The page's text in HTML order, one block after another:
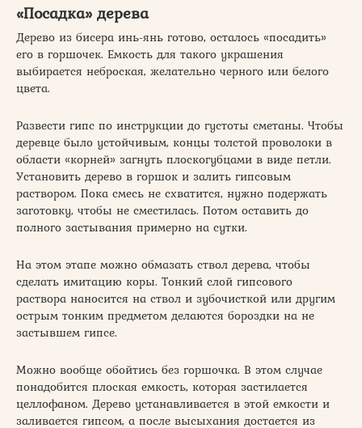
«Посадка» дерева
Дерево из бисера инь-янь готово, осталось «посадить»
его в горшочек. Емкость для такого украшения
выбирается неброская, желательно черного или белого
цвета.
Развести гипс по инструкции до густоты сметаны. Чтобы
деревце было устойчивым, концы толстой проволоки в
области «корней» загнуть плоскогубцами в виде петли.
Установить дерево в горшок и залить гипсовым
раствором. Пока смесь не схватится, нужно подержать
заготовку, чтобы не сместилась. Потом оставить до
полного застывания примерно на сутки.
На этом этапе можно обмазать ствол дерева, чтобы
сделать имитацию коры. Тонкий слой гипсового
раствора наносится на ствол и зубочисткой или другим
острым тонким предметом делаются бороздки на не
застывшем гипсе.
Можно вообще обойтись без горшочка. В этом случае
понадобится плоская емкость, которая застилается
целлофаном. Дерево устанавливается в этой емкости и
заливается гипсом, а после высыхания достается из